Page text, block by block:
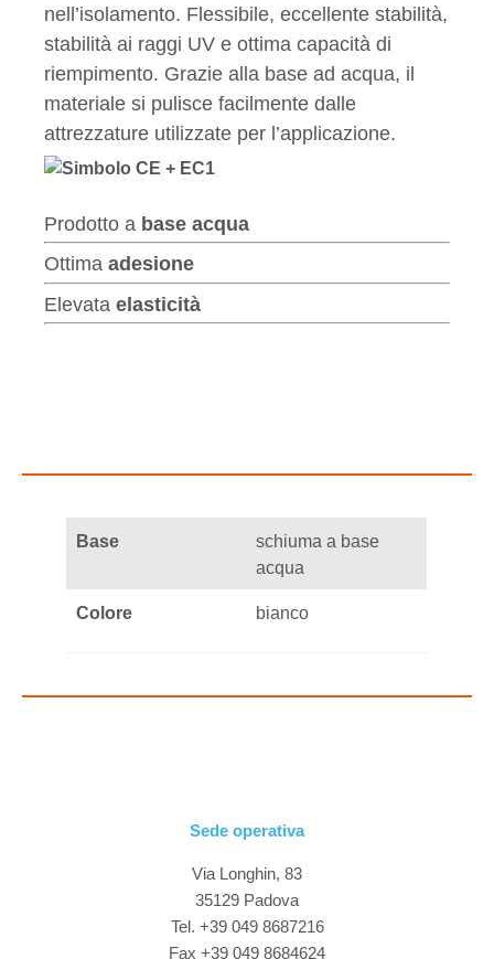
nell’isolamento. Flessibile, eccellente stabilità,
stabilità ai raggi UV e ottima capacità di
riempimento. Grazie alla base ad acqua, il
materiale si pulisce facilmente dalle
attrezzature utilizzate per l’applicazione.
Prodotto a base acqua
Ottima adesione
Elevata elasticità
Base
schiuma a base
acqua
Colore bianco
Sede operativa
Via Longhin, 83
35129 Padova
Tel. +39 049 8687216
Fax +39 049 8684624